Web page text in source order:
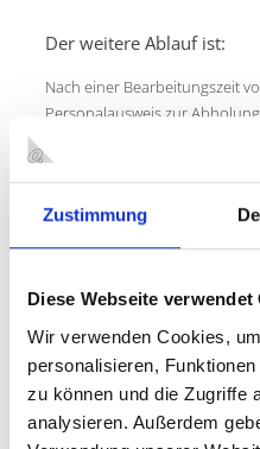
Zustimmung
Diese Webseite verwendet
Wir verwenden Cookies,
personalisieren,
zu können und die Zugriffe
analysieren. Außerdem
Der weitere Ablauf ist:
Nach einer Bearbeitungszeit
Personalausweis zur
Ausweises wird Ihnen oder
Personalausweis
zum Herunterladen zur
Abholauskunft
- Hier
in der Service-Stelle zur
Eine Vollmacht für die
finden Siehier
E-Mail-Kontakt: